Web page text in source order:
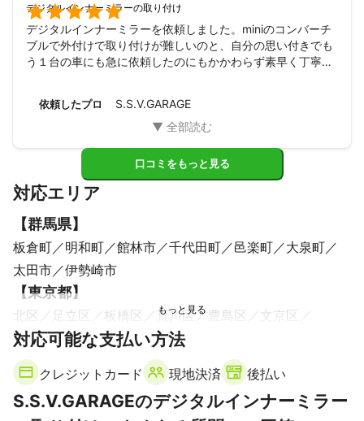

デジタルインナーミラーの取り付け
デジタルインナーミラーを依頼しました。miniのコンバーチ
ブルで外付けで取り付けが難しいのと、自分の思い付きでも
う１台の車にも急に依頼したのにもかかわらず素早く丁寧に
快く対応していただき本当に感謝しおります。
またなにかありましたら是非依頼させていただきです。
依頼したプロ S.S.V.GARAGE
口コミをもっと見る
対応エリア
【群馬県】
板倉町 明和町 館林市 千代田町 邑楽町
大泉町
太田市
伊勢崎市
【東京都】
北区 足立区 板橋区 荒川区 豊島区
文京区
練馬区
葛飾区 台東区 新宿区
千代田区
清瀬市 西東京市
東久留米市
武蔵野市 江戸川区 港区
三鷹市
江東区
目黒区 東村山市 世田谷区
小金井市
対応可能な支払い方法
クレジットカード 現地決済 後払い
S.S.V.GARAGEのデジタルインナーミラー